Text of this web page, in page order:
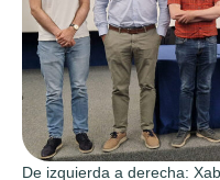
De izquierda a derecha: